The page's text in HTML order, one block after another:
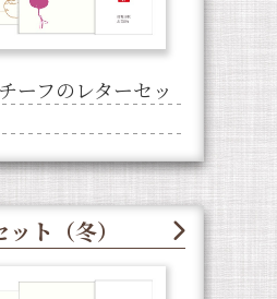
ーフのレターセッ
ト（冬）